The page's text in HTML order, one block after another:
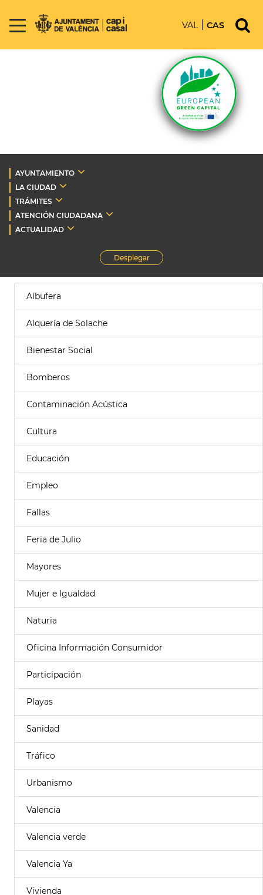
VAL CAS
AYUNTAMIENTO
LA CIUDAD
TRÁMITES
ATENCIÓN CIUDADANA
ACTUALIDAD
Desplegar
Albufera
Alquería de Solache
Bienestar Social
Bomberos
Contaminación Acústica
Cultura
Educación
Empleo
Fallas
Feria de Julio
Mayores
Mujer e Igualdad
Naturia
Oficina Información Consumidor
Participación
Playas
Sanidad
Tráfico
Urbanismo
Valencia
Valencia verde
Valencia Ya
Vivienda